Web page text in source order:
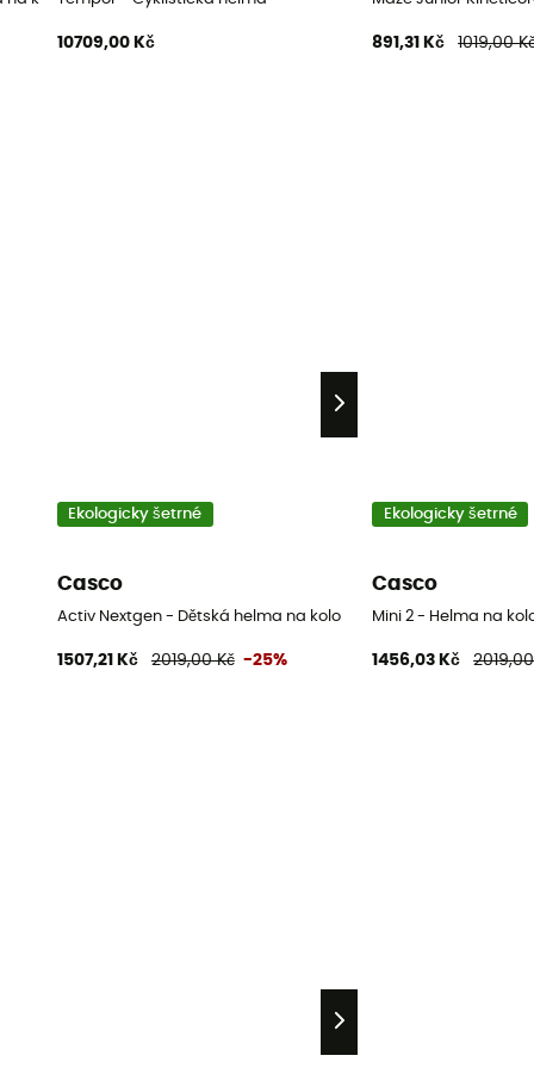
10709,00 Kč 891,31 Kč 1019,00
Ekologicky šetrné
Casco
Activ Nextgen - Dětská helma na kolo
1507,21 Kč 2019,00 Kč -25%
Ekologicky šetrné
Casco
Mini 2 - Helma na
1456,03 Kč